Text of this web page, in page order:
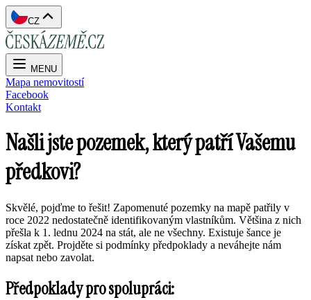
CZ
MENU
Mapa nemovitostí
Facebook
Kontakt
Našli jste pozemek, který patří Vašemu
předkovi?
Skvělé, pojďme to řešit! Zapomenuté pozemky na mapě patřily v
roce 2022 nedostatečně identifikovaným vlastníkům. Většina z nich
přešla k 1. lednu 2024 na stát, ale ne všechny. Existuje šance je
získat zpět. Projděte si podmínky předpoklady a neváhejte nám
napsat nebo zavolat.
Předpoklady pro spolupráci: